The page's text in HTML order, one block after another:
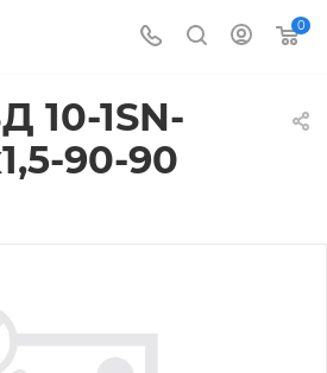
0
10-1SN-
90-90